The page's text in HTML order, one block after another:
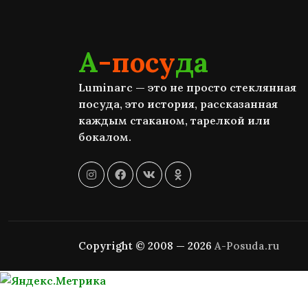
А-посуда
Luminarc — это не просто стеклянная
посуда, это история, рассказанная
каждым стаканом, тарелкой или
бокалом.
Copyright © 2008 — 2026 A-Posuda.ru